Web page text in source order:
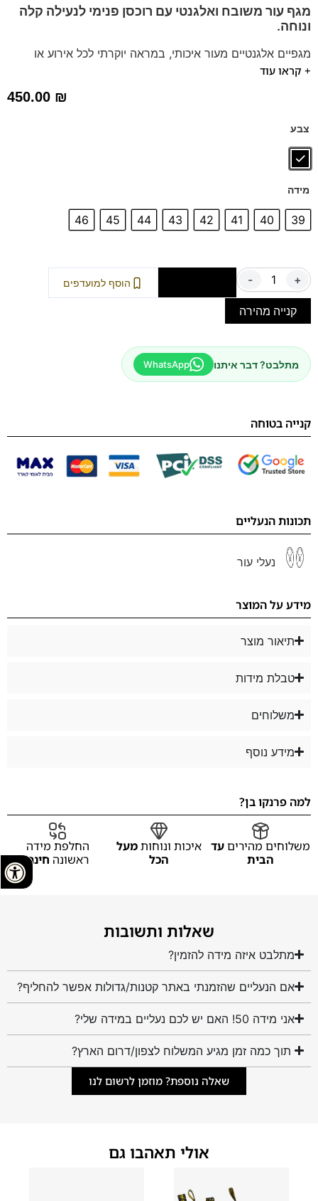
מגף עור משובח ואלגנטי עם רוכסן פנימי לנעילה קלה
ונוחה.
מגפיים אלגנטיים מעור איכותי, במראה יוקרתי לכל אירוע או
פגישת עסקים, מושלם עם חליפה וגם עם ג'ינס.
+ קראו עוד
450.00 ₪
צבע
מידה
39
40
41
42
43
44
45
46
- + הוסף למועדפים
קנייה מהירה
מתלבט? דבר איתנו WhatsApp
קנייה בטוחה
תכונות הנעליים
נעלי עור
מידע על המוצר
תיאור מוצר
טבלת מידות
משלוחים
מידע נוסף
למה פרנקו בן?
משלוחים מהיריםעד
הבית
איכות ונוחותמעל
הכל
החלפת מידה
ראשונה חינם
שאלות ותשובות
מתלבט איזה מידה להזמין?
אם הנעליים שהזמנתי באתר קטנות/גדולות אפשר להחליף?
אני מידה 50! האם יש לכם נעליים במידה שלי?
תוך כמה זמן מגיע המשלוח לצפון/דרום הארץ?
שאלה נוספת? מוזמן לרשום לנו
אולי תאהבו גם